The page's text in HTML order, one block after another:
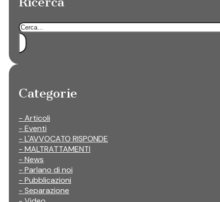
Cerca
Categorie
- Articoli
- Eventi
- L'AVVOCATO RISPONDE
- MALTRATTAMENTI
- News
- Parlano di noi
- Pubblicazioni
- Separazione